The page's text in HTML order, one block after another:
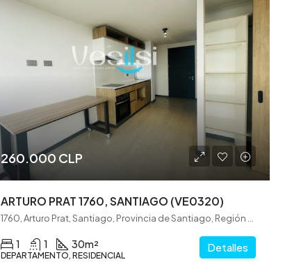
260.000 CLP
ARTURO PRAT 1760, SANTIAGO (VE0320)
1760, Arturo Prat, Santiago, Provincia de Santiago, Región Metropolitana de Santiago, 8360874, Chile
1 1 30m²
DEPARTAMENTO, RESIDENCIAL
Detalles